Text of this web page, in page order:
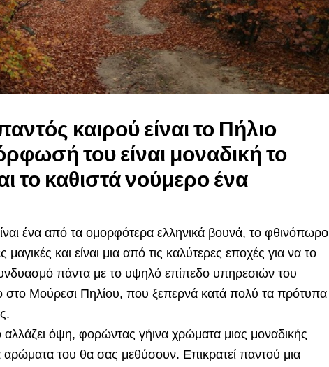
καιρού είναι το Πήλιο
του είναι μοναδική το
το καθιστά νούμερο ένα
ένα από τα ομορφότερα ελληνικά βουνά, το φθινόπωρο
μαγικές και είναι μια από τις καλύτερες εποχές για να το
πάντα με το υψηλό επίπεδο υπηρεσιών του
στο Μούρεσι Πηλίου, που ξεπερνά κατά πολύ τα πρότυπα
όψη, φορώντας γήινα χρώματα μιας μοναδικής
αρώματα του θα σας μεθύσουν. Επικρατεί παντού μια